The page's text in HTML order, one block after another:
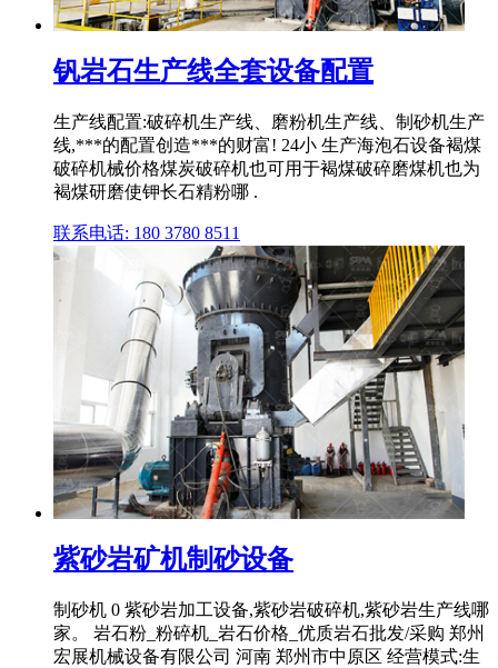
钒岩石生产线全套设备配置
生产线配置:破碎机生产线、磨粉机生产线、制砂机生产
线,***的配置创造***的财富! 24小 生产海泡石设备褐煤
破碎机械价格煤炭破碎机也可用于褐煤破碎磨煤机也为
褐煤研磨使钾长石精粉哪 .
联系电话: 180 3780 8511
紫砂岩矿机制砂设备
制砂机 0 紫砂岩加工设备,紫砂岩破碎机,紫砂岩生产线哪
家。 岩石粉_粉碎机_岩石价格_优质岩石批发/采购 郑州
宏展机械设备有限公司 河南 郑州市中原区 经营模式:生